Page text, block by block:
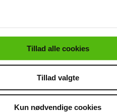
cookiepolitik.
Tillad alle cookies
Tillad valgte
Kun nødvendige cookies